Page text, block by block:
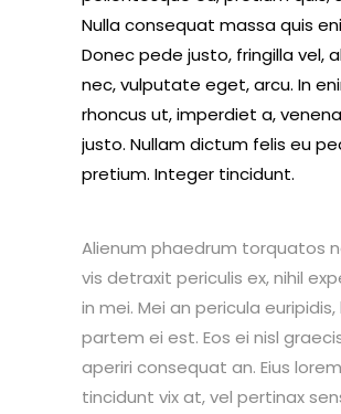
Nulla consequat massa quis
Donec pede justo, fringilla vel,
nec, vulputate eget, arcu. In
rhoncus ut, imperdiet a,
justo. Nullam dictum felis eu
pretium. Integer tincidunt.
Alienum phaedrum torquatos
vis detraxit periculis ex, nihil
in mei. Mei an pericula euripidis,
partem ei est. Eos ei nisl
aperiri consequat an. Eius lorem
tincidunt vix at, vel pertinax